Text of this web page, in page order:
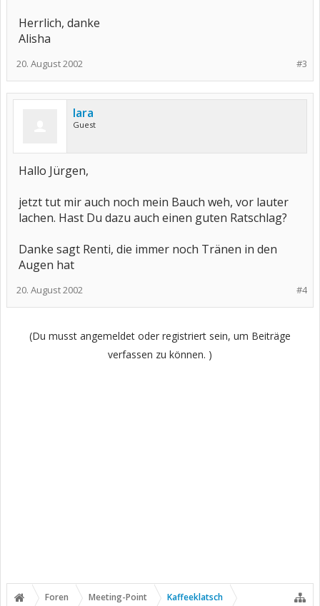
Herrlich, danke
Alisha
#3
20. August 2002
lara
Guest
Hallo Jürgen,
jetzt tut mir auch noch mein Bauch weh, vor lauter
lachen. Hast Du dazu auch einen guten Ratschlag?
Danke sagt Renti, die immer noch Tränen in den
Augen hat
#4
20. August 2002
(Du musst angemeldet oder registriert sein, um Beiträge
verfassen zu können. )
Foren Meeting-Point Kaffeeklatsch